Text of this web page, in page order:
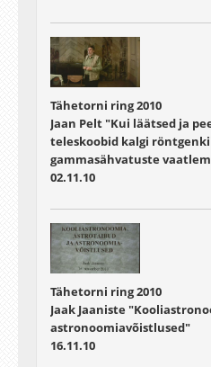
Tähetorni ring 2010
Jaan Pelt "Kui läätsed ja
teleskoobid kalgi
gammasähvatuste
02.11.10
Tähetorni ring 2010
Jaak Jaaniste
astronoomiavõistlused"
16.11.10